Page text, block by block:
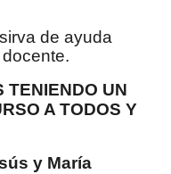
de ayuda
TENIENDO UN
A TODOS Y
y María